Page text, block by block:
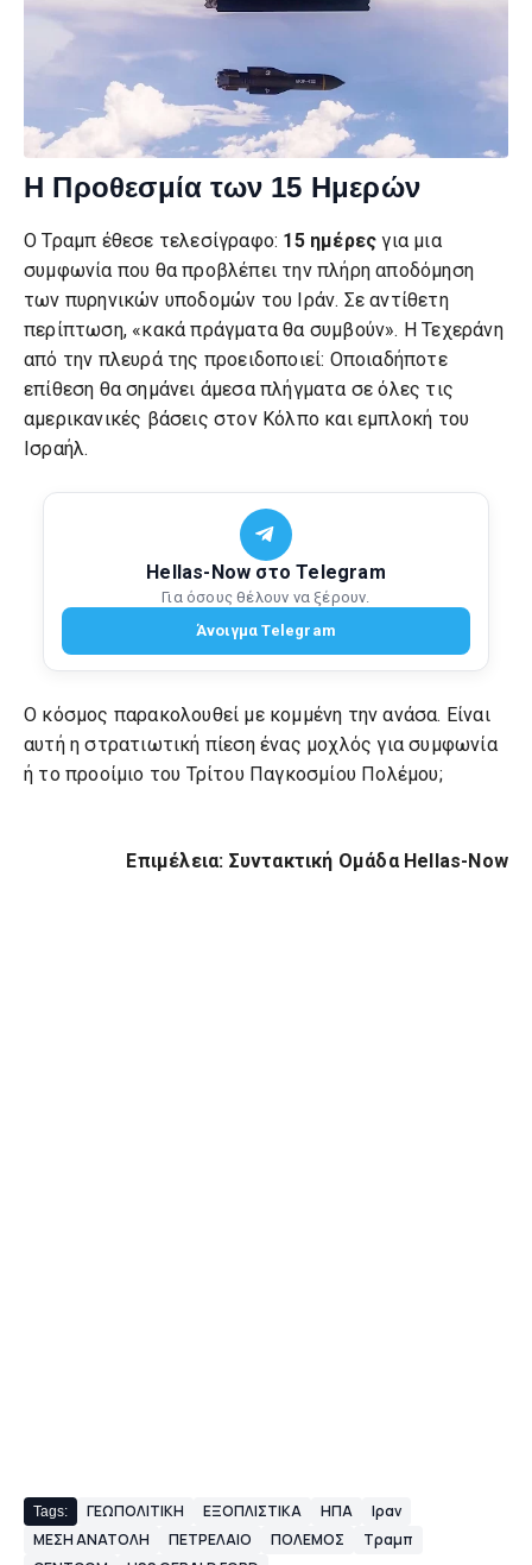
Η Προθεσμία των 15 Ημερών
Ο Τραμπ έθεσε τελεσίγραφο: 15 ημέρες για μια
συμφωνία που θα προβλέπει την πλήρη αποδόμηση
των πυρηνικών υποδομών του Ιράν. Σε αντίθετη
περίπτωση, «κακά πράγματα θα συμβούν». Η Τεχεράνη
από την πλευρά της προειδοποιεί: Οποιαδήποτε
επίθεση θα σημάνει άμεσα πλήγματα σε όλες τις
αμερικανικές βάσεις στον Κόλπο και εμπλοκή του
Ισραήλ.
Hellas-Now στο Telegram
Για όσους θέλουν να ξέρουν.
Άνοιγμα Telegram
Ο κόσμος παρακολουθεί με κομμένη την ανάσα. Είναι
αυτή η στρατιωτική πίεση ένας μοχλός για συμφωνία
ή το προοίμιο του Τρίτου Παγκοσμίου Πολέμου;
Επιμέλεια: Συντακτική Ομάδα Hellas-Now
Tags: ΓΕΩΠΟΛΙΤΙΚΗ ΕΞΟΠΛΙΣΤΙΚΑ ΗΠΑ
Ιραν
ΜΕΣΗ ΑΝΑΤΟΛΗ
ΠΕΤΡΕΛΑΙΟ ΠΟΛΕΜΟΣ
Τραμπ